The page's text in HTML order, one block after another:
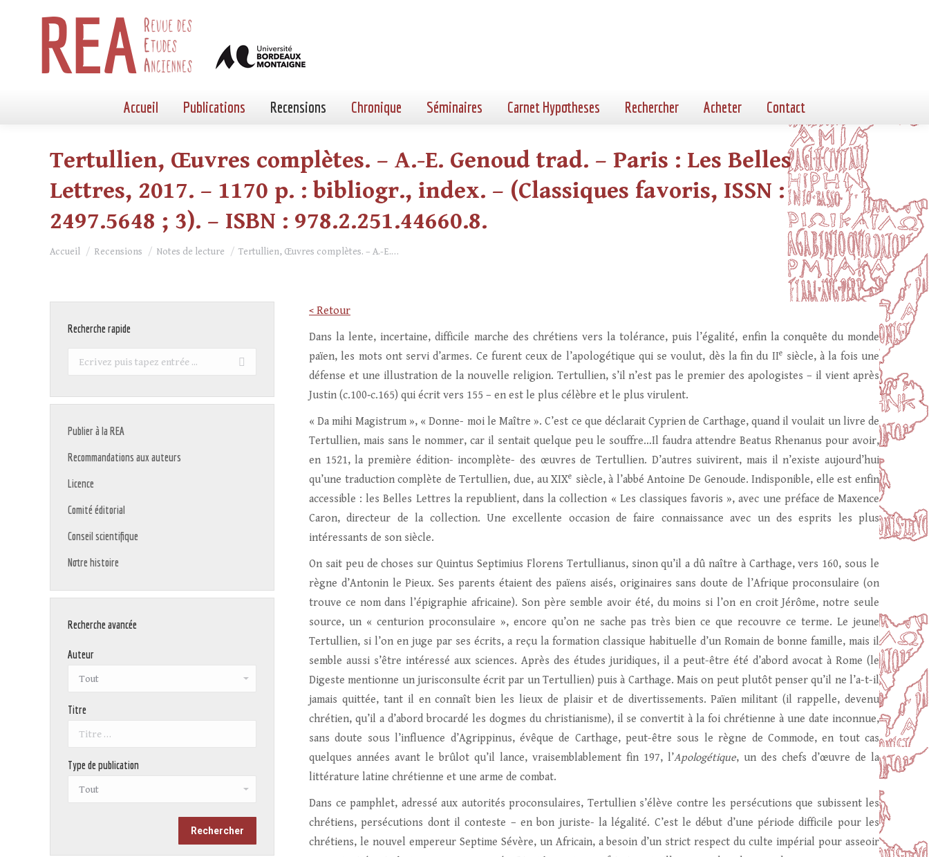
Accueil Publications Recensions Chronique Séminaires Carnet Hypotheses Rechercher Acheter Contact
Tertullien, Œuvres complètes. – A.-E. Genoud trad. – Paris : Les Belles
Lettres, 2017. – 1170 p. : bibliogr., index. – (Classiques favoris, ISSN :
2497.5648 ; 3). – ISBN : 978.2.251.44660.8.
Vous êtes ici :
Accueil Recensions Notes de lecture Tertullien, Œuvres complètes. – A.-E.…
< Retour
Dans la lente, incertaine, difficile marche des chrétiens vers la tolérance, puis l’égalité, enfin la conquête du monde
païen, les mots ont servi d’armes. Ce furent ceux de l’apologétique qui se voulut, dès la fin du IIe siècle, à la fois une
défense et une illustration de la nouvelle religion. Tertullien, s’il n’est pas le premier des apologistes – il vient après
Justin (c.100‑c.165) qui écrit vers 155 – en est le plus célèbre et le plus virulent.
« Da mihi Magistrum », « Donne- moi le Maître ». C’est ce que déclarait Cyprien de Carthage, quand il voulait un livre de
Tertullien, mais sans le nommer, car il sentait quelque peu le souffre…Il faudra attendre Beatus Rhenanus pour avoir,
en 1521, la première édition- incomplète- des œuvres de Tertullien. D’autres suivirent, mais il n’existe aujourd’hui
qu’une traduction complète de Tertullien, due, au XIXe siècle, à l’abbé Antoine De Genoude. Indisponible, elle est enfin
accessible : les Belles Lettres la republient, dans la collection « Les classiques favoris », avec une préface de Maxence
Caron, directeur de la collection. Une excellente occasion de faire connaissance avec un des esprits les plus
intéressants de son siècle.
On sait peu de choses sur Quintus Septimius Florens Tertullianus, sinon qu’il a dû naître à Carthage, vers 160, sous le
règne d’Antonin le Pieux. Ses parents étaient des païens aisés, originaires sans doute de l’Afrique proconsulaire (on
trouve ce nom dans l’épigraphie africaine). Son père semble avoir été, du moins si l’on en croit Jérôme, notre seule
source, un « centurion proconsulaire », encore qu’on ne sache pas très bien ce que recouvre ce terme. Le jeune
Tertullien, si l’on en juge par ses écrits, a reçu la formation classique habituelle d’un Romain de bonne famille, mais il
semble aussi s’être intéressé aux sciences. Après des études juridiques, il a peut-être été d’abord avocat à Rome (le
Digeste mentionne un jurisconsulte écrit par un Tertullien) puis à Carthage. Mais on peut plutôt penser qu’il ne l’a-t-il
jamais quittée, tant il en connaît bien les lieux de plaisir et de divertissements. Païen militant (il rappelle, devenu
chrétien, qu’il a d’abord brocardé les dogmes du christianisme), il se convertit à la foi chrétienne à une date inconnue,
sans doute sous l’influence d’Agrippinus, évêque de Carthage, peut-être sous le règne de Commode, en tout cas
quelques années avant le brûlot qu’il lance, vraisemblablement fin 197, l’Apologétique, un des chefs d’œuvre de la
littérature latine chrétienne et une arme de combat.
Dans ce pamphlet, adressé aux autorités proconsulaires, Tertullien s’élève contre les persécutions que subissent les
chrétiens, persécutions dont il conteste – en bon juriste- la légalité. C’est le début d’une période difficile pour les
chrétiens, le nouvel empereur Septime Sévère, un Africain, a besoin d’un strict respect du culte impérial pour asseoir
Recherche rapide
Recherche
Publier à la REA
Recommandations aux auteurs
Licence
Comité éditorial
Conseil scientifique
Notre histoire
Recherche avancée
Auteur
Titre
Type de publication